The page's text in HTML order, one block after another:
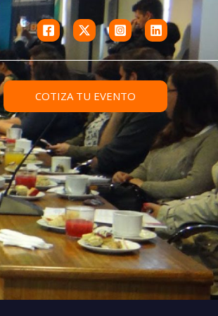
COTIZA TU EVENTO